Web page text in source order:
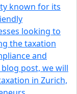
known for its
looking to
the taxation
and
post, we will
in Zurich,